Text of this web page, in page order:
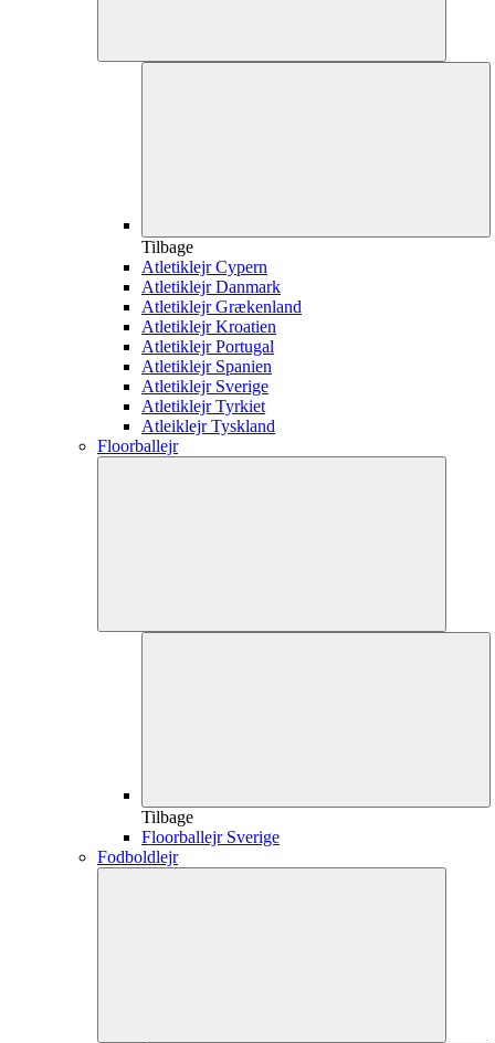
Tilbage
Atletiklejr Cypern
Atletiklejr Danmark
Atletiklejr Grækenland
Atletiklejr Kroatien
Atletiklejr Portugal
Atletiklejr Spanien
Atletiklejr Sverige
Atletiklejr Tyrkiet
Atleiklejr Tyskland
Floorballejr
Tilbage
Floorballejr Sverige
Fodboldlejr